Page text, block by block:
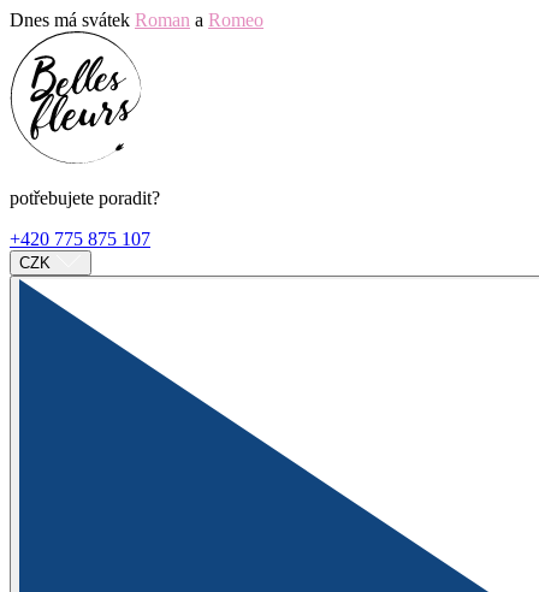
Dnes má svátek Roman a Romeo
potřebujete poradit?
+420 775 875 107
CZK